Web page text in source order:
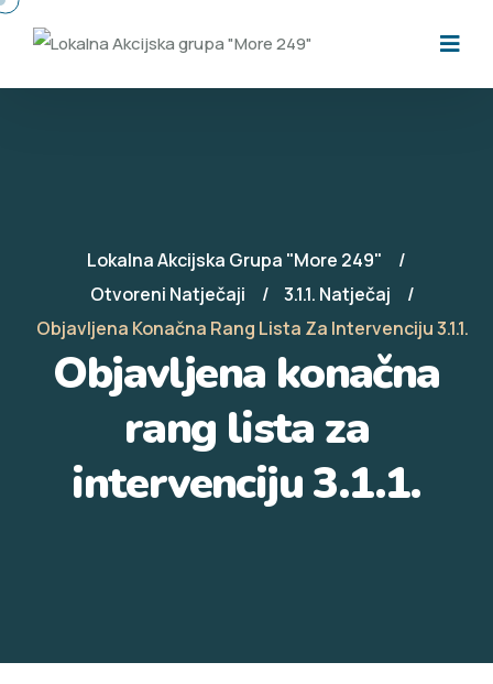
Lokalna Akcijska Grupa "More 249"
Otvoreni Natječaji
3.1.1. Natječaj
Objavljena Konačna Rang Lista Za Intervenciju 3.1.1.
Objavljena konačna
rang lista za
intervenciju 3.1.1.